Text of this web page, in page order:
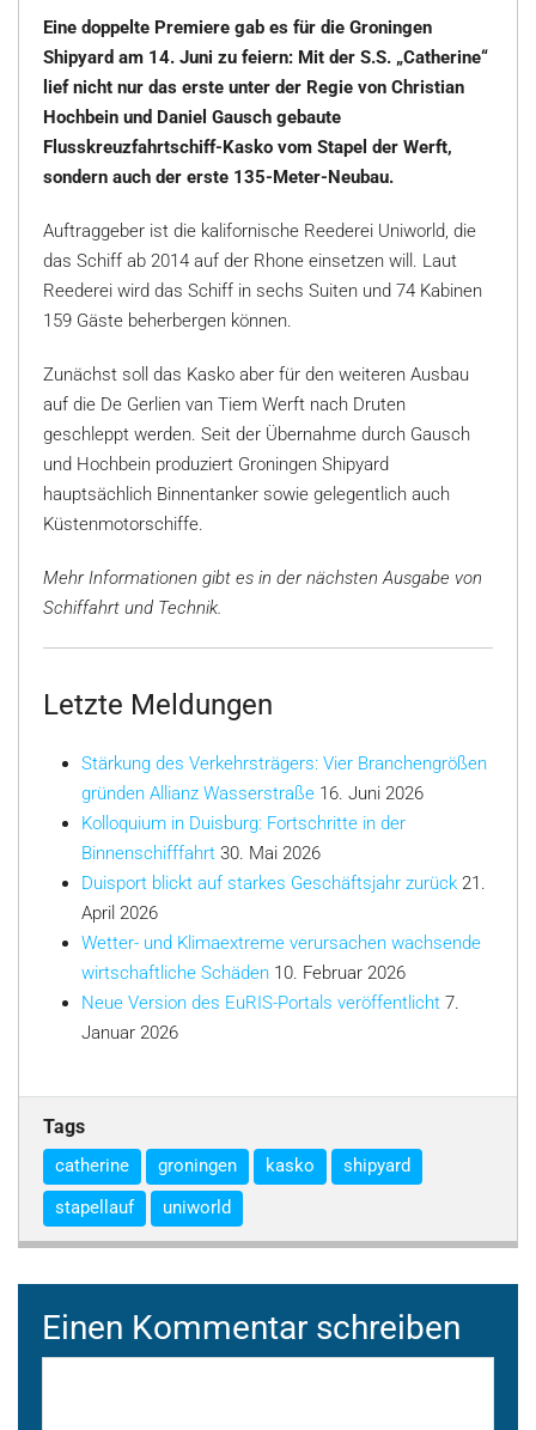
Eine doppelte Premiere gab es für die Groningen
Shipyard am 14. Juni zu feiern: Mit der S.S. „Catherine“
lief nicht nur das erste unter der Regie von Christian
Hochbein und Daniel Gausch gebaute
Flusskreuzfahrtschiff-Kasko vom Stapel der Werft,
sondern auch der erste 135-Meter-Neubau.
Auftraggeber ist die kalifornische Reederei Uniworld, die
das Schiff ab 2014 auf der Rhone einsetzen will. Laut
Reederei wird das Schiff in sechs Suiten und 74 Kabinen
159 Gäste beherbergen können.
Zunächst soll das Kasko aber für den weiteren Ausbau
auf die De Gerlien van Tiem Werft nach Druten
geschleppt werden. Seit der Übernahme durch Gausch
und Hochbein produziert Groningen Shipyard
hauptsächlich Binnentanker sowie gelegentlich auch
Küstenmotorschiffe.
Mehr Informationen gibt es in der nächsten Ausgabe von
Schiffahrt und Technik.
Letzte Meldungen
Stärkung des Verkehrsträgers: Vier Branchengrößen
gründen Allianz Wasserstraße 16. Juni 2026
Kolloquium in Duisburg: Fortschritte in der
Binnenschifffahrt 30. Mai 2026
Duisport blickt auf starkes Geschäftsjahr zurück 21.
April 2026
Wetter- und Klimaextreme verursachen wachsende
wirtschaftliche Schäden 10. Februar 2026
Neue Version des EuRIS-Portals veröffentlicht 7.
Januar 2026
Tags
catherine groningen kasko
shipyard
stapellauf
uniworld
Einen Kommentar schreiben